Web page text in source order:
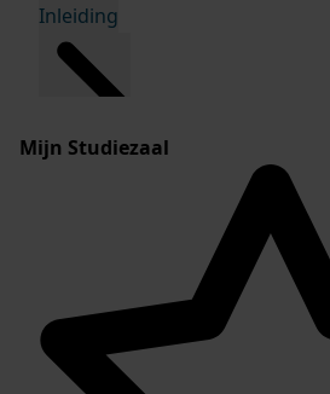
Inleiding
Mijn Studiezaal